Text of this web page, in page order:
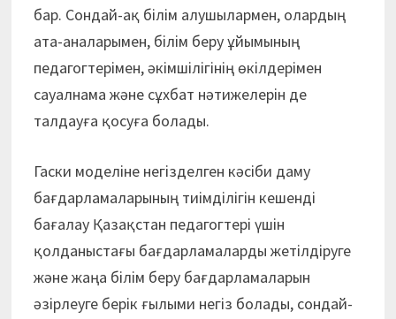
бар. Сондай-ақ білім алушылармен, олардың
ата-аналарымен, білім беру ұйымының
педагогтерімен, әкімшілігінің өкілдерімен
сауалнама және сұхбат нәтижелерін де
талдауға қосуға болады.
Гаски моделіне негізделген кәсіби даму
бағдарламаларының тиімділігін кешенді
бағалау Қазақстан педагогтері үшін
қолданыстағы бағдарламаларды жетілдіруге
және жаңа білім беру бағдарламаларын
әзірлеуге берік ғылыми негіз болады, сондай-